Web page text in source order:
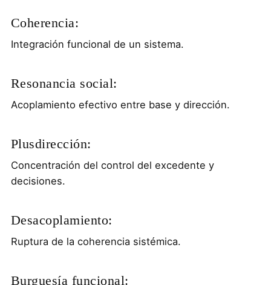
Coherencia:
Integración funcional de un sistema.
Resonancia social:
Acoplamiento efectivo entre base y dirección.
Plusdirección:
Concentración del control del excedente y
decisiones.
Desacoplamiento:
Ruptura de la coherencia sistémica.
Burguesía funcional: